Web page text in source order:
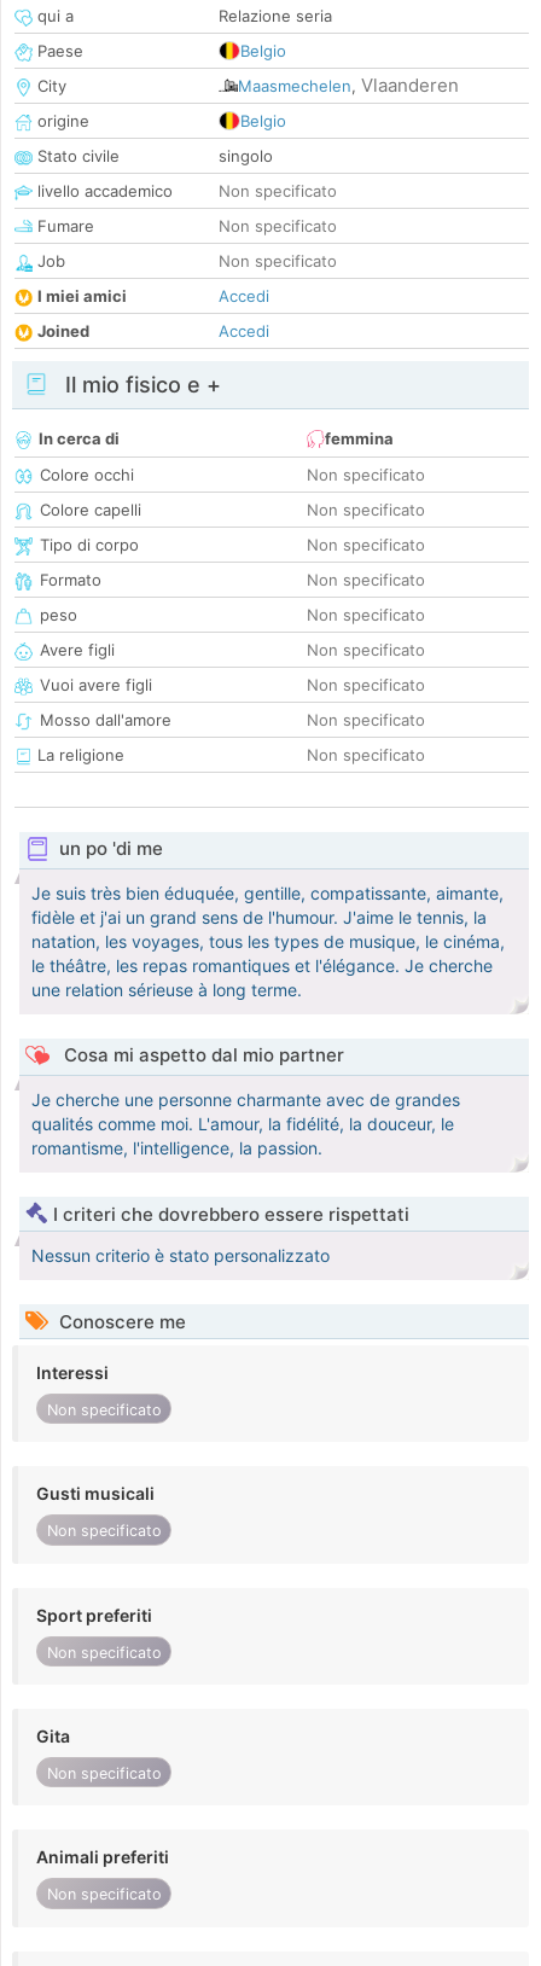
qui a
Relazione seria
Paese
Belgio
City
Maasmechelen, Vlaanderen
origine
Belgio
Stato civile
singolo
livello accademico
Non specificato
Fumare
Non specificato
Job
Non specificato
I miei amici
Accedi
Joined
Accedi
Il mio fisico e +
In cerca di
femmina
Colore occhi
Non specificato
Colore capelli
Non specificato
Tipo di corpo
Non specificato
Formato
Non specificato
peso
Non specificato
Avere figli
Non specificato
Vuoi avere figli
Non specificato
Mosso dall'amore
Non specificato
La religione
Non specificato
un po 'di me
Je suis très bien éduquée, gentille, compatissante, aimante,
fidèle et j'ai un grand sens de l'humour. J'aime le tennis, la
natation, les voyages, tous les types de musique, le cinéma,
le théâtre, les repas romantiques et l'élégance. Je cherche
une relation sérieuse à long terme.
Cosa mi aspetto dal mio partner
Je cherche une personne charmante avec de grandes
qualités comme moi. L'amour, la fidélité, la douceur, le
romantisme, l'intelligence, la passion.
I criteri che dovrebbero essere rispettati
Nessun criterio è stato personalizzato
Conoscere me
Interessi
Non specificato
Gusti musicali
Non specificato
Sport preferiti
Non specificato
Gita
Non specificato
Animali preferiti
Non specificato